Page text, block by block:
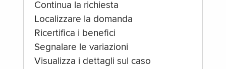
Continua la richiesta
Localizzare la domanda
Ricertifica i benefici
Segnalare le variazioni
Visualizza i dettagli sul caso